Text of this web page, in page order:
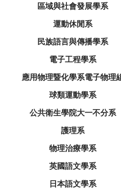
區域與社會發展學系
運動休閒系
民族語言與傳播學系
電子工程學系
應用物理暨化學系電子物理
球類運動學系
公共衛生學院大一不分系
護理系
物理治療學系
英國語文學系
日本語文學系